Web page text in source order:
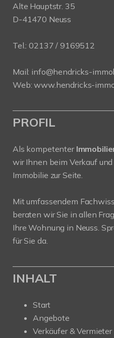
Alte Hauptstr. 35
D-41470 Neuss
Tel.: 02137 / 9169512
Mail: info@hendricks-
Web:www.hendricks-
PROFIL
Als kompetenter
wir Ihnen beim Verkauf
Immobilie zur Seite.
Mit umfassendem
beraten wir Sie in allen
Ihre Wohnung in Neuss.
für Sie da.
INHALT
Start
Angebote
Verkäufer & Vermieter